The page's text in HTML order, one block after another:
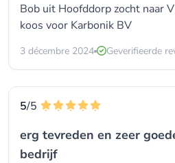
Bob uit Hoofddorp zocht naar
koos voor Karbonik BV
3 décembre 2024 Geverifieerde
5/5
erg tevreden en zeer
bedrijf